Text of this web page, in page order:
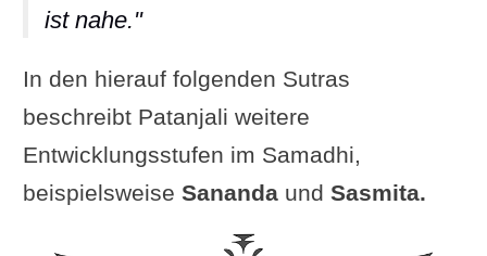
ist nahe."
In den hierauf folgenden Sutras
beschreibt Patanjali weitere
Entwicklungsstufen im Samadhi,
beispielsweise Sanandaund Sasmita.